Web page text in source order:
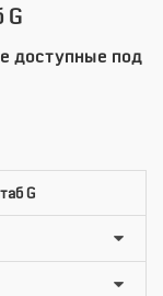
G
доступные под
G